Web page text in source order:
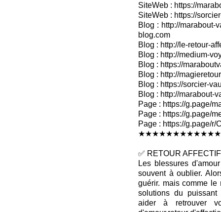
SiteWeb : https://
SiteWeb : https://
Blog : http://marabout-
blog.com
Blog : http://le-retour-
Blog : http://medium-
Blog : https://
Blog : http://
Blog : https://sorcier-
Blog : http://marabout-
Page : https://g.page/
Page : https://g.page/
Page : https://g.page/
✅ RETOUR
Les blessures
souvent à oublier.
guérir. mais comme le
solutions du
aider à retrouver